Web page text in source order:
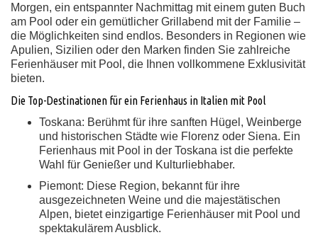
Morgen, ein entspannter Nachmittag mit einem guten Buch
am Pool oder ein gemütlicher Grillabend mit der Familie –
die Möglichkeiten sind endlos. Besonders in Regionen wie
Apulien, Sizilien oder den Marken finden Sie zahlreiche
Ferienhäuser mit Pool, die Ihnen vollkommene Exklusivität
bieten.
Die Top-Destinationen für ein Ferienhaus in Italien mit Pool
Toskana: Berühmt für ihre sanften Hügel, Weinberge
und historischen Städte wie Florenz oder Siena. Ein
Ferienhaus mit Pool in der Toskana ist die perfekte
Wahl für Genießer und Kulturliebhaber.
Piemont: Diese Region, bekannt für ihre
ausgezeichneten Weine und die majestätischen
Alpen, bietet einzigartige Ferienhäuser mit Pool und
spektakulärem Ausblick.